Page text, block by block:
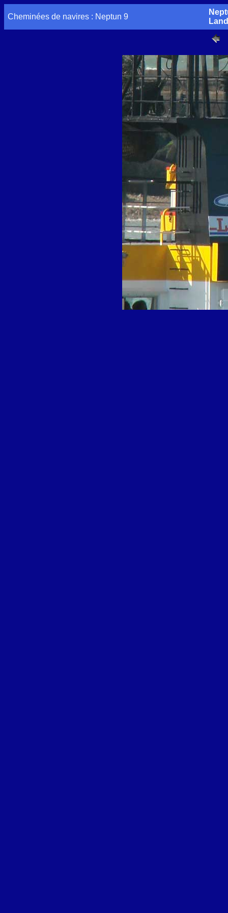
Cheminées de navires : Neptun 9